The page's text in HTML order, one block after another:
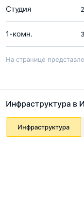
Студия
1-комн.
На странице
Инфраструктура в
Инфраструктура